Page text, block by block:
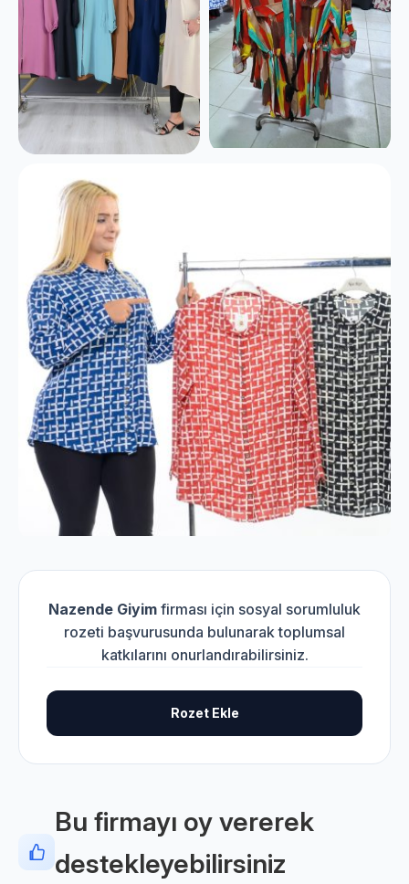
Nazende Giyim firması için sosyal sorumluluk
rozeti başvurusunda bulunarak toplumsal
katkılarını onurlandırabilirsiniz.
Rozet Ekle
Bu firmayı oy vererek
destekleyebilirsiniz